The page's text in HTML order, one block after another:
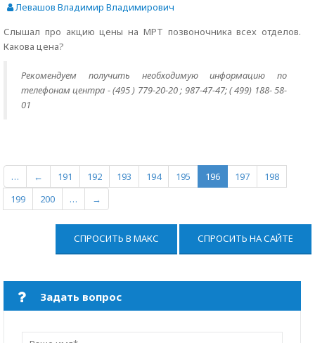
Левашов Владимир Владимирович
Слышал про акцию цены на МРТ позвоночника всех отделов.
Какова цена?
Рекомендуем получить необходимую информацию по
телефонам центра - (495 ) 779-20-20 ; 987-47-47; ( 499) 188- 58-
01
… ← 191 192 193 194 195 196 197
198
199
200 … →
СПРОСИТЬ В МАКС СПРОСИТЬ НА САЙТЕ
Задать вопрос